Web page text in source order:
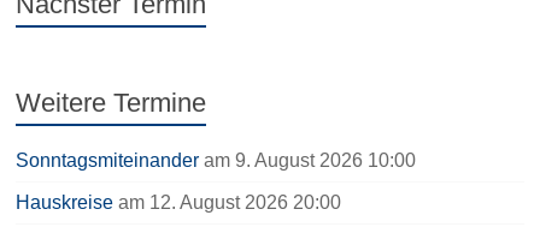
Weitere Termine
Sonntagsmiteinander am 9. August 2026 10:00
Hauskreise am 12. August 2026 20:00